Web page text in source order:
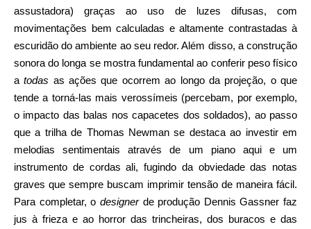
assustadora) graças ao uso de luzes difusas, com
movimentações bem calculadas e altamente contrastadas à
escuridão do ambiente ao seu redor. Além disso, a construção
sonora do longa se mostra fundamental ao conferir peso físico
atodas as ações que ocorrem ao longo da projeção, o que
tende a torná-las mais verossímeis (percebam, por exemplo,
o impacto das balas nos capacetes dos soldados), ao passo
que a trilha de Thomas Newman se destaca ao investir em
melodias sentimentais através de um piano aqui e um
instrumento de cordas ali, fugindo da obviedade das notas
graves que sempre buscam imprimir tensão de maneira fácil.
Para completar, o designerde produção Dennis Gassner faz
jus à frieza e ao horror das trincheiras, dos buracos e das